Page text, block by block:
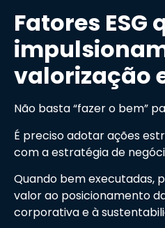
Fatores ESG
valorização
Não basta “fazer o bem”
É preciso adotar ações
com a estratégia de
Quando bem executadas,
valor ao posicionamento
corporativa e à